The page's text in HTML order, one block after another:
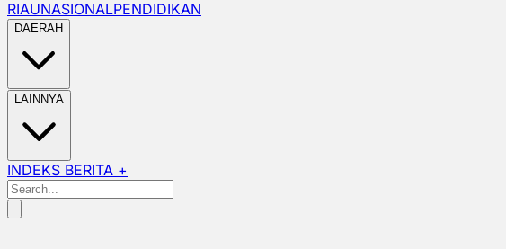
RIAUNASIONALPENDIDIKAN
DAERAH
LAINNYA
INDEKS BERITA +